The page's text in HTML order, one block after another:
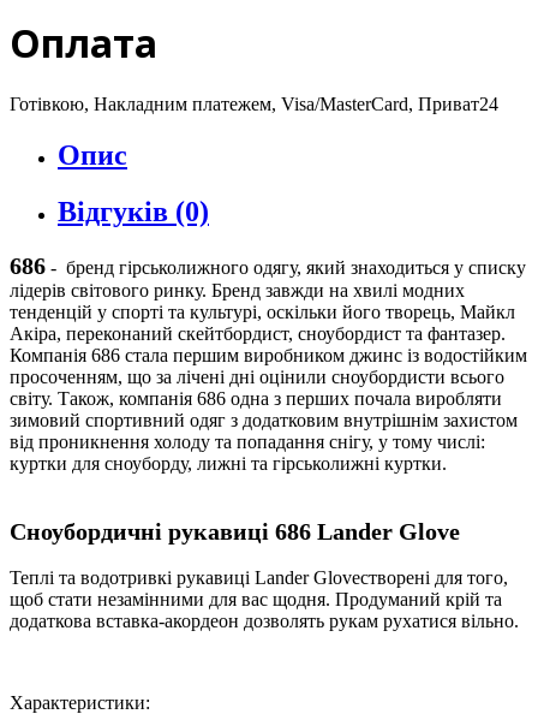
Оплата
Готівкою, Накладним платежем, Visa/MasterCard, Приват24
Опис
Відгуків (0)
686 - бренд гірськолижного одягу, який знаходиться у списку
лідерів світового ринку. Бренд завжди на хвилі модних
тенденцій у спорті та культурі, оскільки його творець, Майкл
Акіра, переконаний скейтбордист, сноубордист та фантазер.
Компанія 686 стала першим виробником джинс із водостійким
просоченням, що за лічені дні оцінили сноубордисти всього
світу. Також, компанія 686 одна з перших почала виробляти
зимовий спортивний одяг з додатковим внутрішнім захистом
від проникнення холоду та попадання снігу, у тому числі:
куртки для сноуборду, лижні та гірськолижні куртки.
Сноубордичні рукавиці 686 Lander Glove
Теплі та водотривкі рукавиці Lander Gloveстворені для того,
щоб стати незамінними для вас щодня. Продуманий крій та
додаткова вставка-акордеон дозволять рукам рухатися вільно.
Характеристики: